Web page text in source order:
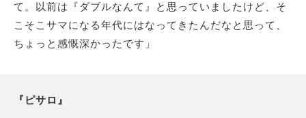
て。以前は『ダブルなんて』と思っていましたけど、そ
こそこサマになる年代にはなってきたんだなと思って、
ちょっと感慨深かったです」
『ピサロ』